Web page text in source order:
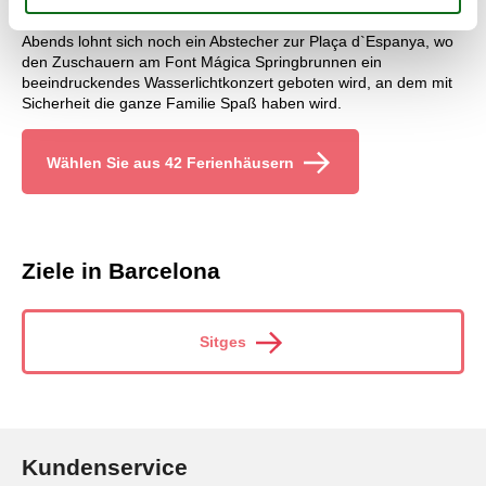
Abends lohnt sich noch ein Abstecher zur Plaça d`Espanya, wo
den Zuschauern am Font Mágica Springbrunnen ein
beeindruckendes Wasserlichtkonzert geboten wird, an dem mit
Sicherheit die ganze Familie Spaß haben wird.
Wählen Sie aus 42 Ferienhäusern
Ziele in Barcelona
Sitges
Kundenservice